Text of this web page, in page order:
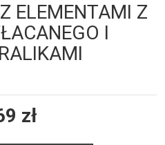
ELEMENTAMI Z
I
zł